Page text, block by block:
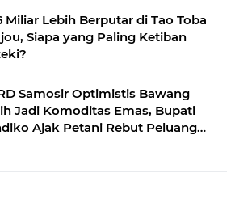
Miliar Lebih Berputar di Tao Toba
Siapa yang Paling Ketiban
Samosir Optimistis Bawang
Jadi Komoditas Emas, Bupati
Ajak Petani Rebut Peluang